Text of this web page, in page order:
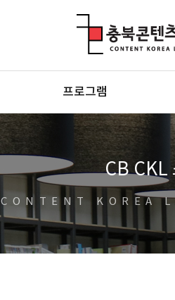
프로그램
CB CKL
CONTENT KOREA